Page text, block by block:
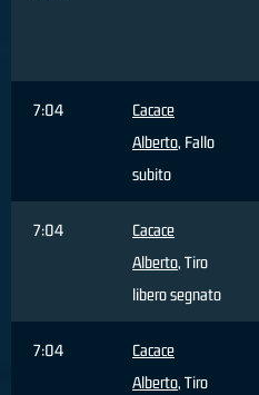
7:04
Cacace
Alberto, Fallo
subito
7:04
Cacace
Alberto, Tiro
libero segnato
7:04
Cacace
Alberto, Tiro